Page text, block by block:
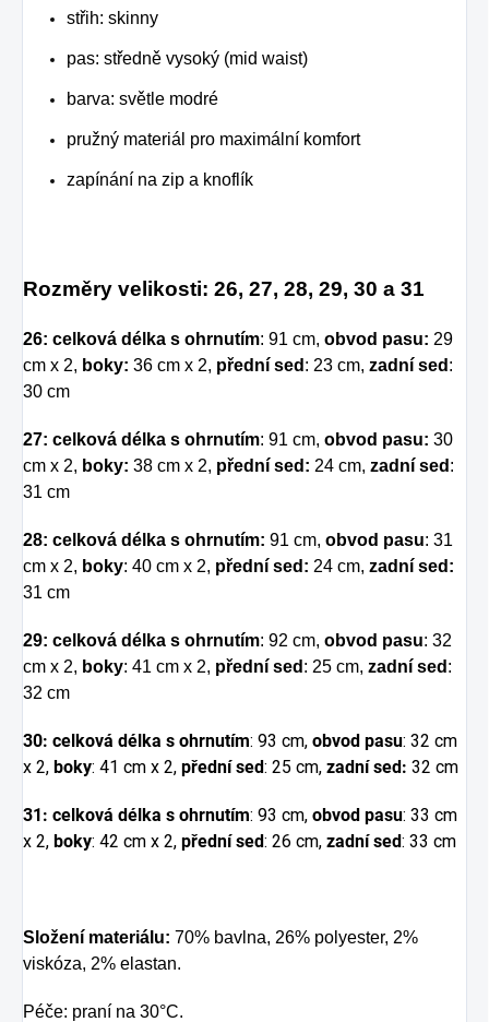
střih: skinny
pas: středně vysoký (mid waist)
barva: světle modré
pružný materiál pro maximální komfort
zapínání na zip a knoflík
Rozměry velikosti: 26, 27, 28, 29, 30 a 31
26: celková délka s ohrnutím: 91 cm, obvod pasu: 29
cm x 2, boky: 36 cm x 2, přední sed : 23 cm, zadní sed :
30 cm
27: celková délka s ohrnutím: 91 cm, obvod pasu: 30
cm x 2, boky: 38 cm x 2, přední sed: 24 cm, zadní sed :
31 cm
28: celková délka s ohrnutím: 91 cm, obvod pasu: 31
cm x 2, boky: 40 cm x 2, přední sed: 24 cm, zadní sed:
31 cm
29: celková délka s ohrnutím: 92 cm, obvod pasu: 32
cm x 2, boky: 41 cm x 2, přední sed : 25 cm, zadní sed :
32 cm
30: celková délka s ohrnutím: 93 cm, obvod pasu: 32 cm
x 2, boky: 41 cm x 2, přední sed: 25 cm, zadní sed: 32 cm
31: celková délka s ohrnutím: 93 cm, obvod pasu: 33 cm
x 2, boky: 42 cm x 2, přední sed: 26 cm, zadní sed: 33 cm
Složení materiálu: 70% bavlna, 26% polyester, 2%
viskóza, 2% elastan.
Péče: praní na 30°C.